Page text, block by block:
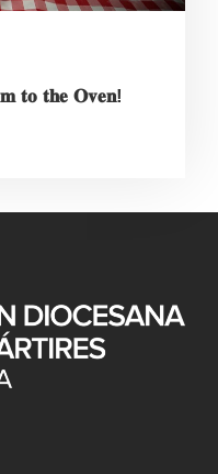
𝐭𝐨 𝐭𝐡𝐞 𝐎𝐯𝐞𝐧!